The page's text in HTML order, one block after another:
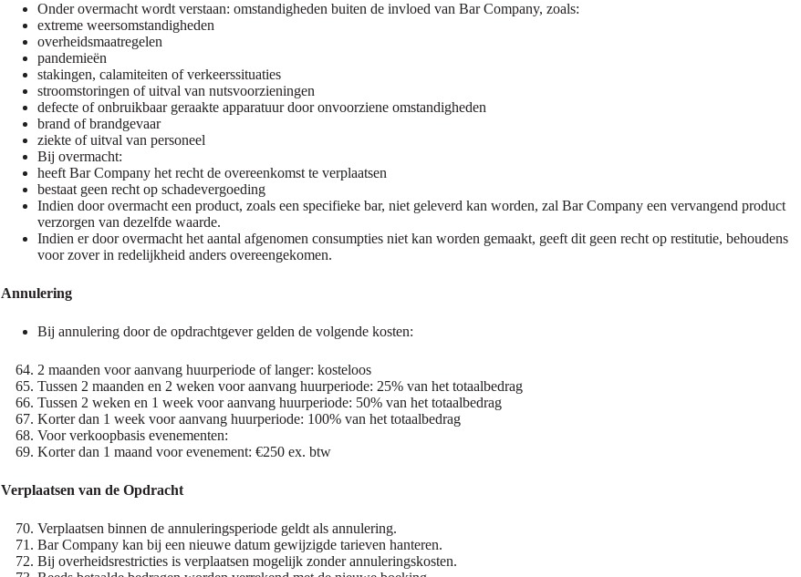
Onder overmacht wordt verstaan: omstandigheden buiten de invloed van Bar Company, zoals:
extreme weersomstandigheden
overheidsmaatregelen
pandemieën
stakingen, calamiteiten of verkeerssituaties
stroomstoringen of uitval van nutsvoorzieningen
defecte of onbruikbaar geraakte apparatuur door onvoorziene omstandigheden
brand of brandgevaar
ziekte of uitval van personeel
Bij overmacht:
heeft Bar Company het recht de overeenkomst te verplaatsen
bestaat geen recht op schadevergoeding
Indien door overmacht een product, zoals een specifieke bar, niet geleverd kan worden, zal Bar Company een vervangend product
verzorgen van dezelfde waarde.
Indien er door overmacht het aantal afgenomen consumpties niet kan worden gemaakt, geeft dit geen recht op restitutie, behoudens
voor zover in redelijkheid anders overeengekomen.
Annulering
Bij annulering door de opdrachtgever gelden de volgende kosten:
2 maanden voor aanvang huurperiode of langer: kosteloos
Tussen 2 maanden en 2 weken voor aanvang huurperiode: 25% van het totaalbedrag
Tussen 2 weken en 1 week voor aanvang huurperiode: 50% van het totaalbedrag
Korter dan 1 week voor aanvang huurperiode: 100% van het totaalbedrag
Voor verkoopbasis evenementen:
Korter dan 1 maand voor evenement: €250 ex. btw
Verplaatsen van de Opdracht
Verplaatsen binnen de annuleringsperiode geldt als annulering.
Bar Company kan bij een nieuwe datum gewijzigde tarieven hanteren.
Bij overheidsrestricties is verplaatsen mogelijk zonder annuleringskosten.